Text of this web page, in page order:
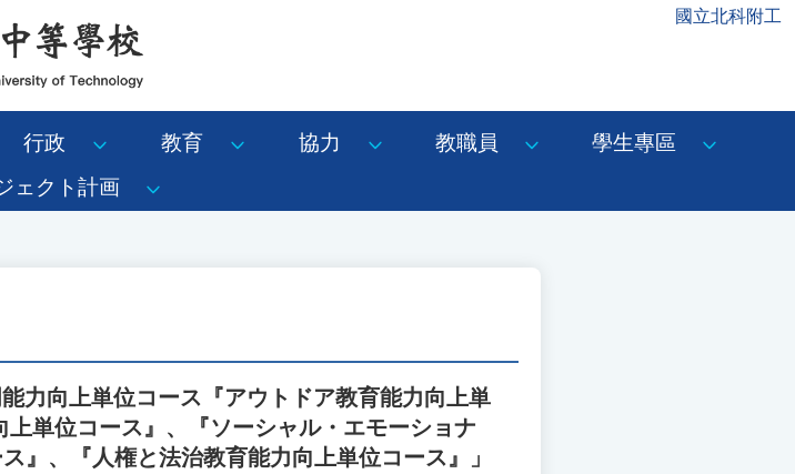
國立北科附工
行政 教育 協力 教職員
學生專區
ェクト計画
力向上単位コース『アウトドア教育能力向上単
単位コース』、『ソーシャル・エモーショナ
』、『人権と法治教育能力向上単位コース』」